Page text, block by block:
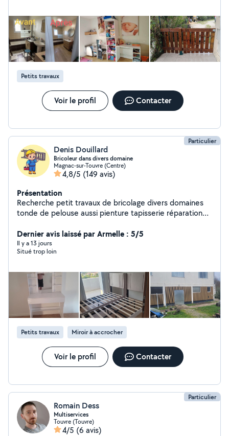
Petits travaux
Voir le profil Contacter
Particulier
Denis Douillard
Bricoleur dans divers domaine
Magnac-sur-Touvre (Centre)
4,8/5 (149 avis)
Présentation
Recherche petit travaux de bricolage divers domaines
tonde de pelouse aussi pienture tapisserie réparation
ventilateur au plafond,installation robot tondeuse etc.
Dernier avis laissé par Armelle : 5/5
Il y a 13 jours
Situé trop loin
Petits travaux Miroir à accrocher
Voir le profil Contacter
Particulier
Romain Dess
Multiservices
Touvre (Touvre)
4/5 (6 avis)